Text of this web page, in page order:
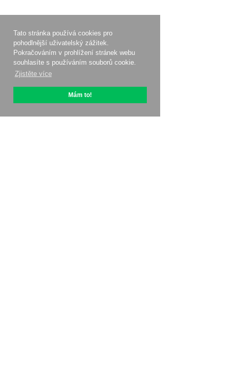
Tato stránka používá cookies pro
pohodlnější uživatelský zážitek.
Pokračováním v prohlížení stránek webu
souhlasíte s používáním souborů cookie.
Zjistěte více
Mám to!